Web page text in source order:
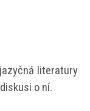
literatury
o ní.